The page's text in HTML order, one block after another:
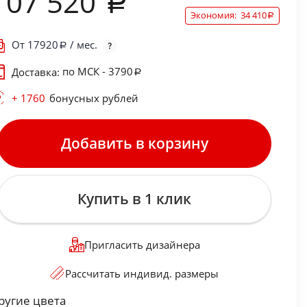
Экономия: 34 410
От 17920
/ мес.
Доставка: по МСК - 3790
+ 1760 бонусных рублей
Добавить в корзину
Купить в 1 клик
Пригласить дизайнера
Рассчитать индивид. размеры
цвета